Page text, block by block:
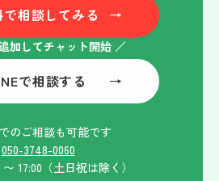
相談してみる →
加してチャット開始 ／
で相談する →
のご相談も可能です
050-3748-0060
17:00（土日祝は除く）